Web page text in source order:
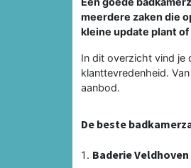
meerdere zaken die
kleine update plant
In dit overzicht vind je
klanttevredenheid.
aanbod.
De beste
Baderie Veldhoven